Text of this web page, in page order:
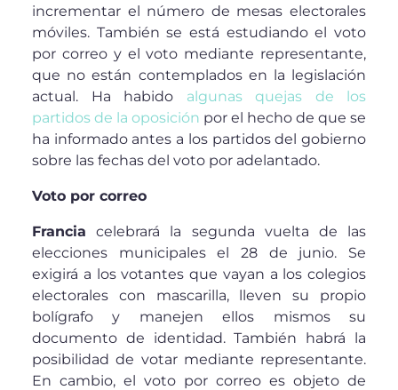
incrementar el número de mesas electorales
móviles. También se está estudiando el voto
por correo y el voto mediante representante,
que no están contemplados en la legislación
actual. Ha habido algunas quejas de los
partidos de la oposición por el hecho de que se
ha informado antes a los partidos del gobierno
sobre las fechas del voto por adelantado.
Voto por correo
Francia celebrará la segunda vuelta de las
elecciones municipales el 28 de junio. Se
exigirá a los votantes que vayan a los colegios
electorales con mascarilla, lleven su propio
bolígrafo y manejen ellos mismos su
documento de identidad. También habrá la
posibilidad de votar mediante representante.
En cambio, el voto por correo es objeto de